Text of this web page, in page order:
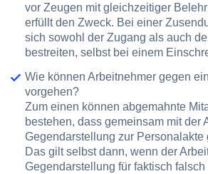
vor Zeugen mit gleichzeitiger
erfüllt den Zweck. Bei einer
sich sowohl der Zugang als auch
bestreiten, selbst bei einem
Wie können Arbeitnehmer gegen
vorgehen?
Zum einen können abgemahnte
bestehen, dass gemeinsam mit der
Gegendarstellung zur Personalakte
Das gilt selbst dann, wenn der
Gegendarstellung für faktisch